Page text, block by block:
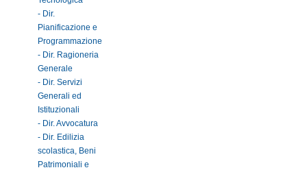
- Dir.
Pianificazione e
Programmazione
- Dir. Ragioneria
Generale
- Dir. Servizi
Generali ed
Istituzionali
- Dir. Avvocatura
- Dir. Edilizia
scolastica, Beni
Patrimoniali e